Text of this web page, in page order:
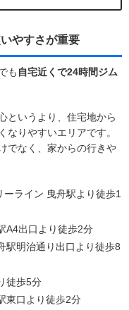
やすさが重要
も 自宅近くで24時間ジム
というより、住宅地から
りやすいエリアです。
でなく、家からの行きや
ーライン 曳舟駅より徒歩1
A4出口より徒歩2分
駅明治通り出口より徒歩8
徒歩5分
東口より徒歩2分